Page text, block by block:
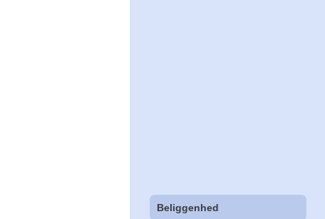
Beliggenhed